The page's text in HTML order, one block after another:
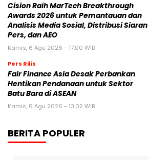
Cision Raih MarTech Breakthrough
Awards 2026 untuk Pemantauan dan
Analisis Media Sosial, Distribusi Siaran
Pers, dan AEO
Kamis, 6 Agu 2026 - 17:00 WIB
Pers Rilis
Fair Finance Asia Desak Perbankan
Hentikan Pendanaan untuk Sektor
Batu Bara di ASEAN
Kamis, 6 Agu 2026 - 13:02 WIB
BERITA POPULER